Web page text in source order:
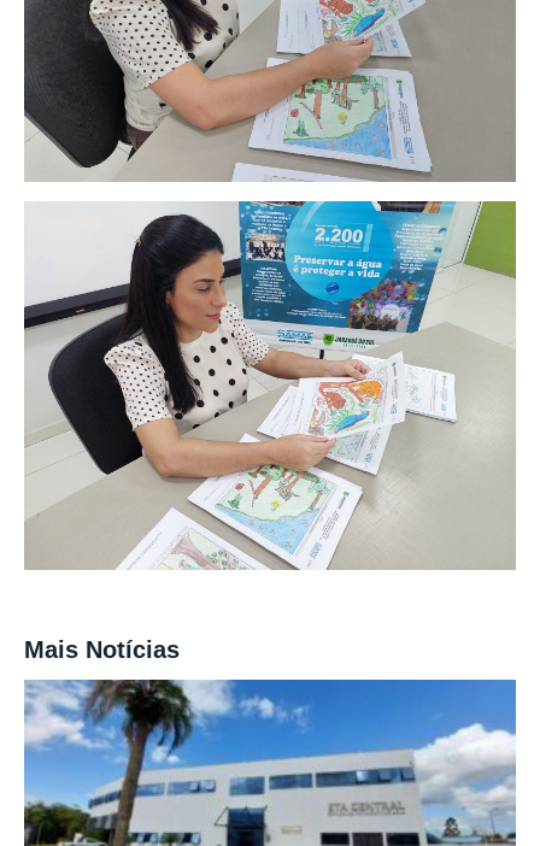
Mais Notícias